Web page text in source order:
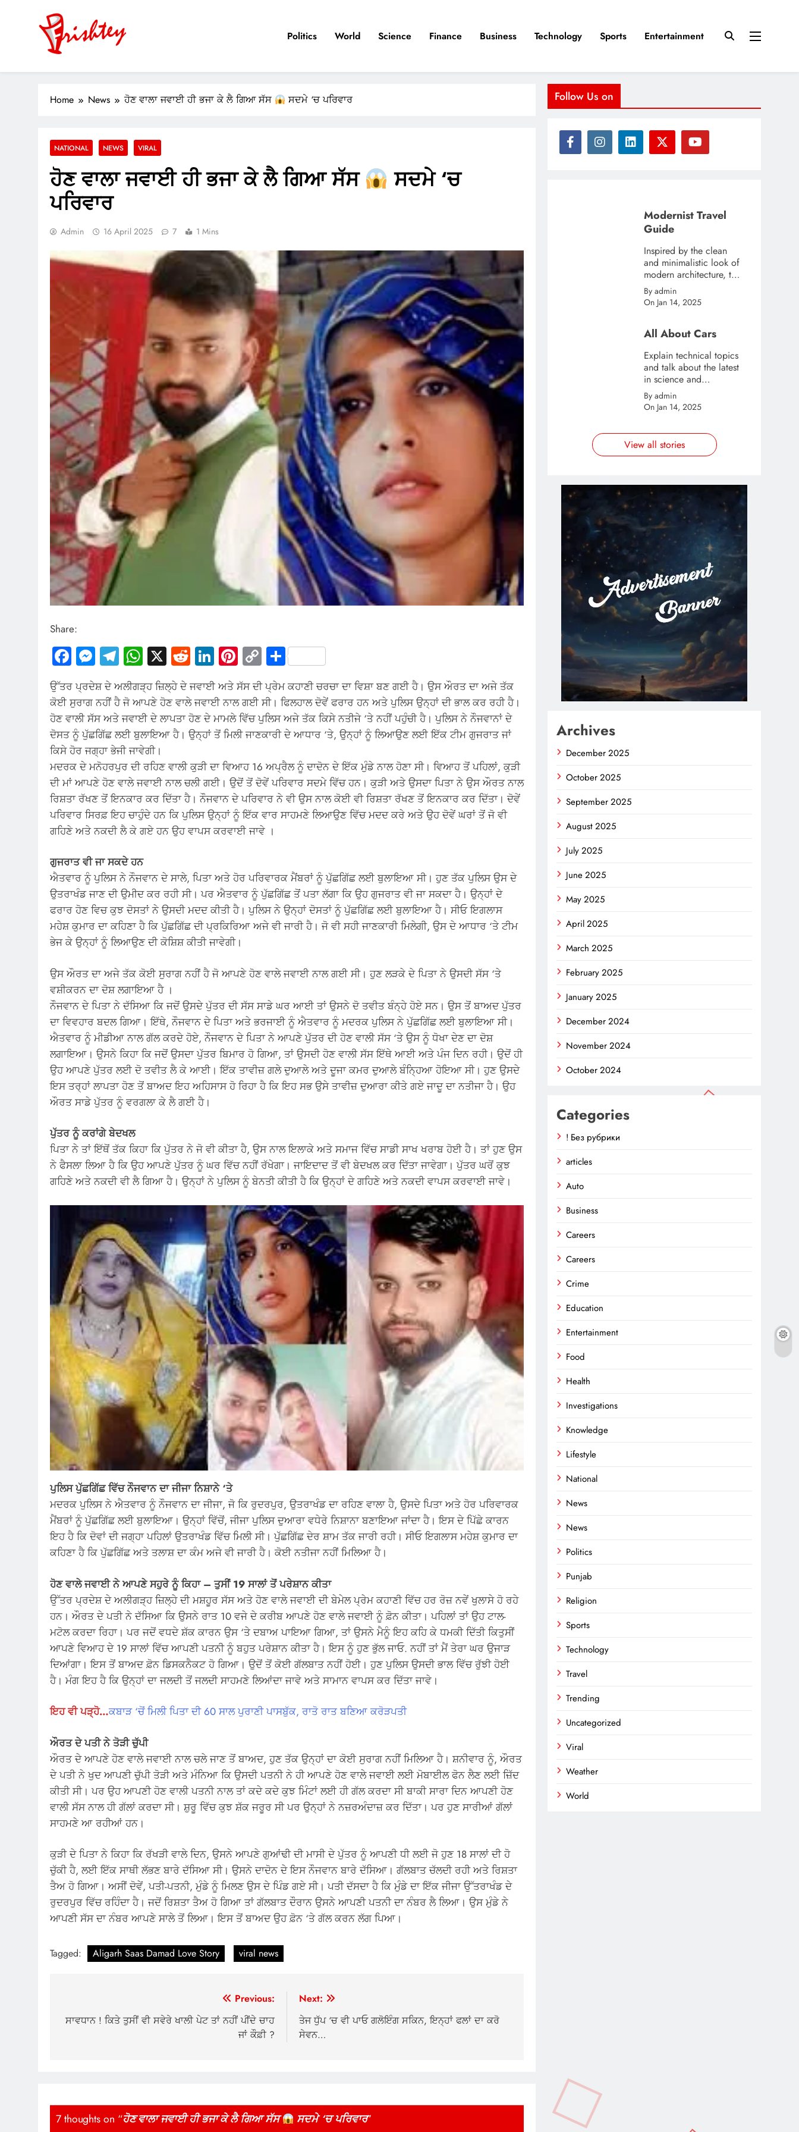
Your Window to the World
Politics World Science Finance Business Technology Sports Entertainment
Home News ਹੋਣ ਵਾਲਾ ਜਵਾਈ ਹੀ ਭਜਾ ਕੇ ਲੈ ਗਿਆ ਸੱਸ ਸਦਮੇ ‘ਚ ਪਰਿਵਾਰ
NATIONAL NEWS VIRAL
ਹੋਣ ਵਾਲਾ ਜਵਾਈ ਹੀ ਭਜਾ ਕੇ ਲੈ ਗਿਆ ਸੱਸ
ਸਦਮੇ ‘ਚ
ਪਰਿਵਾਰ
Admin 16 April 2025 7 1 Mins
Share:
Facebook
Messenger
Telegram
WhatsApp
X RedditLinkedIn
Pinterest
Copy
Link
Share
ਉੱਤਰ ਪ੍ਰਦੇਸ਼ ਦੇ ਅਲੀਗੜ੍ਹ ਜ਼ਿਲ੍ਹੇ ਦੇ ਜਵਾਈ ਅਤੇ ਸੱਸ ਦੀ ਪ੍ਰੇਮ ਕਹਾਣੀ ਚਰਚਾ ਦਾ ਵਿਸ਼ਾ ਬਣ ਗਈ ਹੈ। ਉਸ ਔਰਤ ਦਾ ਅਜੇ ਤੱਕ
ਕੋਈ ਸੁਰਾਗ ਨਹੀਂ ਹੈ ਜੋ ਆਪਣੇ ਹੋਣ ਵਾਲੇ ਜਵਾਈ ਨਾਲ ਗਈ ਸੀ। ਫਿਲਹਾਲ ਦੋਵੇਂ ਫਰਾਰ ਹਨ ਅਤੇ ਪੁਲਿਸ ਉਨ੍ਹਾਂ ਦੀ ਭਾਲ ਕਰ ਰਹੀ ਹੈ।
ਹੋਣ ਵਾਲੀ ਸੱਸ ਅਤੇ ਜਵਾਈ ਦੇ ਲਾਪਤਾ ਹੋਣ ਦੇ ਮਾਮਲੇ ਵਿੱਚ ਪੁਲਿਸ ਅਜੇ ਤੱਕ ਕਿਸੇ ਨਤੀਜੇ ‘ਤੇ ਨਹੀਂ ਪਹੁੰਚੀ ਹੈ। ਪੁਲਿਸ ਨੇ ਨੌਜਵਾਨਾਂ ਦੇ
ਦੋਸਤ ਨੂੰ ਪੁੱਛਗਿੱਛ ਲਈ ਬੁਲਾਇਆ ਹੈ। ਉਨ੍ਹਾਂ ਤੋਂ ਮਿਲੀ ਜਾਣਕਾਰੀ ਦੇ ਆਧਾਰ ‘ਤੇ, ਉਨ੍ਹਾਂ ਨੂੰ ਲਿਆਉਣ ਲਈ ਇੱਕ ਟੀਮ ਗੁਜਰਾਤ ਜਾਂ
ਕਿਸੇ ਹੋਰ ਜਗ੍ਹਾ ਭੇਜੀ ਜਾਵੇਗੀ।
ਮਦਰਕ ਦੇ ਮਨੋਹਰਪੁਰ ਦੀ ਰਹਿਣ ਵਾਲੀ ਕੁੜੀ ਦਾ ਵਿਆਹ 16 ਅਪ੍ਰੈਲ ਨੂੰ ਦਾਦੋਨ ਦੇ ਇੱਕ ਮੁੰਡੇ ਨਾਲ ਹੋਣਾ ਸੀ। ਵਿਆਹ ਤੋਂ ਪਹਿਲਾਂ, ਕੁੜੀ
ਦੀ ਮਾਂ ਆਪਣੇ ਹੋਣ ਵਾਲੇ ਜਵਾਈ ਨਾਲ ਚਲੀ ਗਈ। ਉਦੋਂ ਤੋਂ ਦੋਵੇਂ ਪਰਿਵਾਰ ਸਦਮੇ ਵਿੱਚ ਹਨ। ਕੁੜੀ ਅਤੇ ਉਸਦਾ ਪਿਤਾ ਨੇ ਉਸ ਔਰਤ ਨਾਲ
ਰਿਸ਼ਤਾ ਰੱਖਣ ਤੋਂ ਇਨਕਾਰ ਕਰ ਦਿੱਤਾ ਹੈ। ਨੌਜਵਾਨ ਦੇ ਪਰਿਵਾਰ ਨੇ ਵੀ ਉਸ ਨਾਲ ਕੋਈ ਵੀ ਰਿਸ਼ਤਾ ਰੱਖਣ ਤੋਂ ਇਨਕਾਰ ਕਰ ਦਿੱਤਾ। ਦੋਵੇਂ
ਪਰਿਵਾਰ ਸਿਰਫ਼ ਇਹ ਚਾਹੁੰਦੇ ਹਨ ਕਿ ਪੁਲਿਸ ਉਨ੍ਹਾਂ ਨੂੰ ਇੱਕ ਵਾਰ ਸਾਹਮਣੇ ਲਿਆਉਣ ਵਿੱਚ ਮਦਦ ਕਰੇ ਅਤੇ ਉਹ ਦੋਵੇਂ ਘਰਾਂ ਤੋਂ ਜੋ ਵੀ
ਗਹਿਣੇ ਅਤੇ ਨਕਦੀ ਲੈ ਕੇ ਗਏ ਹਨ ਉਹ ਵਾਪਸ ਕਰਵਾਈ ਜਾਵੇ ।
ਗੁਜਰਾਤ ਵੀ ਜਾ ਸਕਦੇ ਹਨ
ਐਤਵਾਰ ਨੂੰ ਪੁਲਿਸ ਨੇ ਨੌਜਵਾਨ ਦੇ ਸਾਲੇ, ਪਿਤਾ ਅਤੇ ਹੋਰ ਪਰਿਵਾਰਕ ਮੈਂਬਰਾਂ ਨੂੰ ਪੁੱਛਗਿੱਛ ਲਈ ਬੁਲਾਇਆ ਸੀ। ਹੁਣ ਤੱਕ ਪੁਲਿਸ ਉਸ ਦੇ
ਉਤਰਾਖੰਡ ਜਾਣ ਦੀ ਉਮੀਦ ਕਰ ਰਹੀ ਸੀ। ਪਰ ਐਤਵਾਰ ਨੂੰ ਪੁੱਛਗਿੱਛ ਤੋਂ ਪਤਾ ਲੱਗਾ ਕਿ ਉਹ ਗੁਜਰਾਤ ਵੀ ਜਾ ਸਕਦਾ ਹੈ। ਉਨ੍ਹਾਂ ਦੇ
ਫਰਾਰ ਹੋਣ ਵਿਚ ਕੁਝ ਦੋਸਤਾਂ ਨੇ ਉਸਦੀ ਮਦਦ ਕੀਤੀ ਹੈ। ਪੁਲਿਸ ਨੇ ਉਨ੍ਹਾਂ ਦੋਸਤਾਂ ਨੂੰ ਪੁੱਛਗਿੱਛ ਲਈ ਬੁਲਾਇਆ ਹੈ। ਸੀਓ ਇਗਲਾਸ
ਮਹੇਸ਼ ਕੁਮਾਰ ਦਾ ਕਹਿਣਾ ਹੈ ਕਿ ਪੁੱਛਗਿੱਛ ਦੀ ਪ੍ਰਕਿਰਿਆ ਅਜੇ ਵੀ ਜਾਰੀ ਹੈ। ਜੋ ਵੀ ਸਹੀ ਜਾਣਕਾਰੀ ਮਿਲੇਗੀ, ਉਸ ਦੇ ਆਧਾਰ ‘ਤੇ ਟੀਮ
ਭੇਜ ਕੇ ਉਨ੍ਹਾਂ ਨੂੰ ਲਿਆਉਣ ਦੀ ਕੋਸ਼ਿਸ਼ ਕੀਤੀ ਜਾਵੇਗੀ।
ਉਸ ਔਰਤ ਦਾ ਅਜੇ ਤੱਕ ਕੋਈ ਸੁਰਾਗ ਨਹੀਂ ਹੈ ਜੋ ਆਪਣੇ ਹੋਣ ਵਾਲੇ ਜਵਾਈ ਨਾਲ ਗਈ ਸੀ। ਹੁਣ ਲੜਕੇ ਦੇ ਪਿਤਾ ਨੇ ਉਸਦੀ ਸੱਸ ‘ਤੇ
ਵਸ਼ੀਕਰਨ ਦਾ ਦੋਸ਼ ਲਗਾਇਆ ਹੈ ।
ਨੌਜਵਾਨ ਦੇ ਪਿਤਾ ਨੇ ਦੱਸਿਆ ਕਿ ਜਦੋਂ ਉਸਦੇ ਪੁੱਤਰ ਦੀ ਸੱਸ ਸਾਡੇ ਘਰ ਆਈ ਤਾਂ ਉਸਨੇ ਦੋ ਤਵੀਤ ਬੰਨ੍ਹੇ ਹੋਏ ਸਨ। ਉਸ ਤੋਂ ਬਾਅਦ ਪੁੱਤਰ
ਦਾ ਵਿਵਹਾਰ ਬਦਲ ਗਿਆ। ਇੱਥੇ, ਨੌਜਵਾਨ ਦੇ ਪਿਤਾ ਅਤੇ ਭਰਜਾਈ ਨੂੰ ਐਤਵਾਰ ਨੂੰ ਮਦਰਕ ਪੁਲਿਸ ਨੇ ਪੁੱਛਗਿੱਛ ਲਈ ਬੁਲਾਇਆ ਸੀ।
ਐਤਵਾਰ ਨੂੰ ਮੀਡੀਆ ਨਾਲ ਗੱਲ ਕਰਦੇ ਹੋਏ, ਨੌਜਵਾਨ ਦੇ ਪਿਤਾ ਨੇ ਆਪਣੇ ਪੁੱਤਰ ਦੀ ਹੋਣ ਵਾਲੀ ਸੱਸ ‘ਤੇ ਉਸ ਨੂੰ ਧੋਖਾ ਦੇਣ ਦਾ ਦੋਸ਼
ਲਗਾਇਆ। ਉਸਨੇ ਕਿਹਾ ਕਿ ਜਦੋਂ ਉਸਦਾ ਪੁੱਤਰ ਬਿਮਾਰ ਹੋ ਗਿਆ, ਤਾਂ ਉਸਦੀ ਹੋਣ ਵਾਲੀ ਸੱਸ ਇੱਥੇ ਆਈ ਅਤੇ ਪੰਜ ਦਿਨ ਰਹੀ। ਉਦੋਂ ਹੀ
ਉਹ ਆਪਣੇ ਪੁੱਤਰ ਲਈ ਦੋ ਤਵੀਤ ਲੈ ਕੇ ਆਈ। ਇੱਕ ਤਾਵੀਜ਼ ਗਲੇ ਦੁਆਲੇ ਅਤੇ ਦੂਜਾ ਕਮਰ ਦੁਆਲੇ ਬੰਨ੍ਹਿਆ ਹੋਇਆ ਸੀ। ਹੁਣ ਉਸਦੇ
ਇਸ ਤਰ੍ਹਾਂ ਲਾਪਤਾ ਹੋਣ ਤੋਂ ਬਾਅਦ ਇਹ ਅਹਿਸਾਸ ਹੋ ਰਿਹਾ ਹੈ ਕਿ ਇਹ ਸਭ ਉਸੇ ਤਾਵੀਜ਼ ਦੁਆਰਾ ਕੀਤੇ ਗਏ ਜਾਦੂ ਦਾ ਨਤੀਜਾ ਹੈ। ਉਹ
ਔਰਤ ਸਾਡੇ ਪੁੱਤਰ ਨੂੰ ਵਰਗਲਾ ਕੇ ਲੈ ਗਈ ਹੈ।
ਪੁੱਤਰ ਨੂੰ ਕਰਾਂਗੇ ਬੇਦਖਲ
ਪਿਤਾ ਨੇ ਤਾਂ ਇੱਥੋਂ ਤੱਕ ਕਿਹਾ ਕਿ ਪੁੱਤਰ ਨੇ ਜੋ ਵੀ ਕੀਤਾ ਹੈ, ਉਸ ਨਾਲ ਇਲਾਕੇ ਅਤੇ ਸਮਾਜ ਵਿੱਚ ਸਾਡੀ ਸਾਖ ਖਰਾਬ ਹੋਈ ਹੈ। ਤਾਂ ਹੁਣ ਉਸ
ਨੇ ਫੈਸਲਾ ਲਿਆ ਹੈ ਕਿ ਉਹ ਆਪਣੇ ਪੁੱਤਰ ਨੂੰ ਘਰ ਵਿੱਚ ਨਹੀਂ ਰੱਖੇਗਾ। ਜਾਇਦਾਦ ਤੋਂ ਵੀ ਬੇਦਖਲ ਕਰ ਦਿੱਤਾ ਜਾਵੇਗਾ। ਪੁੱਤਰ ਘਰੋਂ ਕੁਝ
ਗਹਿਣੇ ਅਤੇ ਨਕਦੀ ਵੀ ਲੈ ਗਿਆ ਹੈ। ਉਨ੍ਹਾਂ ਨੇ ਪੁਲਿਸ ਨੂੰ ਬੇਨਤੀ ਕੀਤੀ ਹੈ ਕਿ ਉਨ੍ਹਾਂ ਦੇ ਗਹਿਣੇ ਅਤੇ ਨਕਦੀ ਵਾਪਸ ਕਰਵਾਈ ਜਾਵੇ।
ਪੁਲਿਸ ਪੁੱਛਗਿੱਛ ਵਿੱਚ ਨੌਜਵਾਨ ਦਾ ਜੀਜਾ ਨਿਸ਼ਾਨੇ ‘ਤੇ
ਮਦਰਕ ਪੁਲਿਸ ਨੇ ਐਤਵਾਰ ਨੂੰ ਨੌਜਵਾਨ ਦਾ ਜੀਜਾ, ਜੋ ਕਿ ਰੁਦਰਪੁਰ, ਉਤਰਾਖੰਡ ਦਾ ਰਹਿਣ ਵਾਲਾ ਹੈ, ਉਸਦੇ ਪਿਤਾ ਅਤੇ ਹੋਰ ਪਰਿਵਾਰਕ
ਮੈਂਬਰਾਂ ਨੂੰ ਪੁੱਛਗਿੱਛ ਲਈ ਬੁਲਾਇਆ। ਉਨ੍ਹਾਂ ਵਿੱਚੋਂ, ਜੀਜਾ ਪੁਲਿਸ ਦੁਆਰਾ ਵਧੇਰੇ ਨਿਸ਼ਾਨਾ ਬਣਾਇਆ ਜਾਂਦਾ ਹੈ। ਇਸ ਦੇ ਪਿੱਛੇ ਕਾਰਨ
ਇਹ ਹੈ ਕਿ ਦੋਵਾਂ ਦੀ ਜਗ੍ਹਾ ਪਹਿਲਾਂ ਉਤਰਾਖੰਡ ਵਿੱਚ ਮਿਲੀ ਸੀ। ਪੁੱਛਗਿੱਛ ਦੇਰ ਸ਼ਾਮ ਤੱਕ ਜਾਰੀ ਰਹੀ। ਸੀਓ ਇਗਲਾਸ ਮਹੇਸ਼ ਕੁਮਾਰ ਦਾ
ਕਹਿਣਾ ਹੈ ਕਿ ਪੁੱਛਗਿੱਛ ਅਤੇ ਤਲਾਸ਼ ਦਾ ਕੰਮ ਅਜੇ ਵੀ ਜਾਰੀ ਹੈ। ਕੋਈ ਨਤੀਜਾ ਨਹੀਂ ਮਿਲਿਆ ਹੈ।
ਹੋਣ ਵਾਲੇ ਜਵਾਈ ਨੇ ਆਪਣੇ ਸਹੁਰੇ ਨੂੰ ਕਿਹਾ – ਤੁਸੀਂ 19 ਸਾਲਾਂ ਤੋਂ ਪਰੇਸ਼ਾਨ ਕੀਤਾ
ਉੱਤਰ ਪ੍ਰਦੇਸ਼ ਦੇ ਅਲੀਗੜ੍ਹ ਜ਼ਿਲ੍ਹੇ ਦੀ ਮਸ਼ਹੂਰ ਸੱਸ ਅਤੇ ਹੋਣ ਵਾਲੇ ਜਵਾਈ ਦੀ ਬੇਮੇਲ ਪ੍ਰੇਮ ਕਹਾਣੀ ਵਿੱਚ ਹਰ ਰੋਜ਼ ਨਵੇਂ ਖੁਲਾਸੇ ਹੋ ਰਹੇ
ਹਨ। ਔਰਤ ਦੇ ਪਤੀ ਨੇ ਦੱਸਿਆ ਕਿ ਉਸਨੇ ਰਾਤ 10 ਵਜੇ ਦੇ ਕਰੀਬ ਆਪਣੇ ਹੋਣ ਵਾਲੇ ਜਵਾਈ ਨੂੰ ਫ਼ੋਨ ਕੀਤਾ। ਪਹਿਲਾਂ ਤਾਂ ਉਹ ਟਾਲ-
ਮਟੋਲ ਕਰਦਾ ਰਿਹਾ। ਪਰ ਜਦੋਂ ਵਧਦੇ ਸ਼ੱਕ ਕਾਰਨ ਉਸ ‘ਤੇ ਦਬਾਅ ਪਾਇਆ ਗਿਆ, ਤਾਂ ਉਸਨੇ ਮੈਨੂੰ ਇਹ ਕਹਿ ਕੇ ਧਮਕੀ ਦਿੱਤੀ ਕਿਤੁਸੀਂ
ਆਪਣੇ ਵਿਆਹ ਦੇ 19 ਸਾਲਾਂ ਵਿੱਚ ਆਪਣੀ ਪਤਨੀ ਨੂੰ ਬਹੁਤ ਪਰੇਸ਼ਾਨ ਕੀਤਾ ਹੈ। ਇਸ ਨੂੰ ਹੁਣ ਭੁੱਲ ਜਾਓ. ਨਹੀਂ ਤਾਂ ਮੈਂ ਤੇਰਾ ਘਰ ਉਜਾੜ
ਦਿਆਂਗਾ। ਇਸ ਤੋਂ ਬਾਅਦ ਫ਼ੋਨ ਡਿਸਕਨੈਕਟ ਹੋ ਗਿਆ। ਉਦੋਂ ਤੋਂ ਕੋਈ ਗੱਲਬਾਤ ਨਹੀਂ ਹੋਈ। ਹੁਣ ਪੁਲਿਸ ਉਸਦੀ ਭਾਲ ਵਿੱਚ ਰੁੱਝੀ ਹੋਈ
ਹੈ। ਮੰਗ ਇਹ ਹੈ ਕਿ ਉਨ੍ਹਾਂ ਦਾ ਜਲਦੀ ਤੋਂ ਜਲਦੀ ਸਾਹਮਣੇ ਲਿਆਂਦਾ ਜਾਵੇ ਅਤੇ ਸਾਮਾਨ ਵਾਪਸ ਕਰ ਦਿੱਤਾ ਜਾਵੇ।
ਇਹ ਵੀ ਪੜ੍ਹੋ…ਕਬਾੜ ‘ਚੋਂ ਮਿਲੀ ਪਿਤਾ ਦੀ 60 ਸਾਲ ਪੁਰਾਣੀ ਪਾਸਬੁੱਕ, ਰਾਤੋ ਰਾਤ ਬਣਿਆ ਕਰੋੜਪਤੀ
ਔਰਤ ਦੇ ਪਤੀ ਨੇਤੋੜੀਚੁੱਪੀ
ਔਰਤ ਦੇ ਆਪਣੇ ਹੋਣ ਵਾਲੇ ਜਵਾਈ ਨਾਲ ਚਲੇ ਜਾਣ ਤੋਂ ਬਾਅਦ, ਹੁਣ ਤੱਕ ਉਨ੍ਹਾਂ ਦਾ ਕੋਈ ਸੁਰਾਗ ਨਹੀਂ ਮਿਲਿਆ ਹੈ। ਸ਼ਨੀਵਾਰ ਨੂੰ, ਔਰਤ
ਦੇ ਪਤੀ ਨੇ ਖੁਦ ਆਪਣੀ ਚੁੱਪੀ ਤੋੜੀ ਅਤੇ ਮੰਨਿਆ ਕਿ ਉਸਦੀ ਪਤਨੀ ਨੇ ਹੀ ਆਪਣੇ ਹੋਣ ਵਾਲੇ ਜਵਾਈ ਲਈ ਮੋਬਾਈਲ ਫੋਨ ਲੈਣ ਲਈ ਜ਼ਿੱਦ
ਕੀਤੀ ਸੀ। ਪਰ ਉਹ ਆਪਣੀ ਹੋਣ ਵਾਲੀ ਪਤਨੀ ਨਾਲ ਤਾਂ ਕਦੇ ਕਦੇ ਕੁਝ ਮਿੰਟਾਂ ਲਈ ਹੀ ਗੱਲ ਕਰਦਾ ਸੀ ਬਾਕੀ ਸਾਰਾ ਦਿਨ ਆਪਣੀ ਹੋਣ
ਵਾਲੀ ਸੱਸ ਨਾਲ ਹੀ ਗੱਲਾਂ ਕਰਦਾ ਸੀ। ਸ਼ੁਰੂ ਵਿੱਚ ਕੁਝ ਸ਼ੱਕ ਜਰੂਰ ਸੀ ਪਰ ਉਨ੍ਹਾਂ ਨੇ ਨਜ਼ਰਅੰਦਾਜ਼ ਕਰ ਦਿੱਤਾ। ਪਰ ਹੁਣ ਸਾਰੀਆਂ ਗੱਲਾਂ
ਸਾਹਮਣੇ ਆ ਰਹੀਆਂ ਹਨ।
ਕੁੜੀ ਦੇ ਪਿਤਾ ਨੇ ਕਿਹਾ ਕਿ ਰੱਖੜੀ ਵਾਲੇ ਦਿਨ, ਉਸਨੇ ਆਪਣੇ ਗੁਆਂਢੀ ਦੀ ਮਾਸੀ ਦੇ ਪੁੱਤਰ ਨੂੰ ਆਪਣੀ ਧੀ ਲਈ ਜੋ ਹੁਣ 18 ਸਾਲਾਂ ਦੀ ਹੋ
ਚੁੱਕੀ ਹੈ, ਲਈ ਇੱਕ ਸਾਥੀ ਲੱਭਣ ਬਾਰੇ ਦੱਸਿਆ ਸੀ। ਉਸਨੇ ਦਾਦੋਨ ਦੇ ਇਸ ਨੌਜਵਾਨ ਬਾਰੇ ਦੱਸਿਆ। ਗੱਲਬਾਤ ਚੱਲਦੀ ਰਹੀ ਅਤੇ ਰਿਸ਼ਤਾ
ਤੈਅ ਹੋ ਗਿਆ। ਅਸੀਂ ਦੋਵੇਂ, ਪਤੀ-ਪਤਨੀ, ਮੁੰਡੇ ਨੂੰ ਮਿਲਣ ਉਸ ਦੇ ਪਿੰਡ ਗਏ ਸੀ। ਪਤੀ ਦੱਸਦਾ ਹੈ ਕਿ ਮੁੰਡੇ ਦਾ ਇੱਕ ਜੀਜਾ ਉੱਤਰਾਖੰਡ ਦੇ
ਰੁਦਰਪੁਰ ਵਿੱਚ ਰਹਿੰਦਾ ਹੈ। ਜਦੋਂ ਰਿਸ਼ਤਾ ਤੈਅ ਹੋ ਗਿਆ ਤਾਂ ਗੱਲਬਾਤ ਦੌਰਾਨ ਉਸਨੇ ਆਪਣੀ ਪਤਨੀ ਦਾ ਨੰਬਰ ਲੈ ਲਿਆ। ਉਸ ਮੁੰਡੇ ਨੇ
ਆਪਣੀ ਸੱਸ ਦਾ ਨੰਬਰ ਆਪਣੇ ਸਾਲੇ ਤੋਂ ਲਿਆ। ਇਸ ਤੋਂ ਬਾਅਦ ਉਹ ਫ਼ੋਨ ‘ਤੇ ਗੱਲ ਕਰਨ ਲੱਗ ਪਿਆ।
Tagged: Aligarh Saas Damad Love Story viral news
navigation
Previous:
ਸਾਵਧਾਨ ! ਕਿਤੇ ਤੁਸੀਂ ਵੀ ਸਵੇਰੇ ਖਾਲੀ ਪੇਟ ਤਾਂ ਨਹੀਂ ਪੀਂਦੇ ਚਾਹ
ਜਾਂ ਕੌਫ਼ੀ ?
Next:
ਤੇਜ ਧੁੱਪ ‘ਚ ਵੀ ਪਾਓ ਗਲੋਇੰਗ ਸਕਿਨ, ਇਨ੍ਹਾਂ ਫਲਾਂ ਦਾ ਕਰੋ
ਸੇਵਨ…
7 thoughts on “ਹੋਣ ਵਾਲਾ ਜਵਾਈ ਹੀ ਭਜਾ ਕੇ ਲੈ ਗਿਆ ਸੱਸ ਸਦਮੇ ‘ਚ ਪਰਿਵਾਰ”
Follow Us on
Modernist Travel
Guide
Inspired by the clean
and minimalistic look of
modern architecture, this
template is great for
creating stories about
urban and city tourism.
By admin
On Jan 14, 2025
All About Cars
Explain technical topics
and talk about the latest
in science and
technology with this
clean and futuristic
template.
By admin
On Jan 14, 2025
View all stories
Archives
December 2025
October 2025
September 2025
August 2025
July 2025
June 2025
May 2025
April 2025
March 2025
February 2025
January 2025
December 2024
November 2024
October 2024
Categories
! Без рубрики
articles
Auto
Business
Careers
Careers
Crime
Education
Entertainment
Food
Health
Investigations
Knowledge
Lifestyle
National
News
News
Politics
Punjab
Religion
Sports
Technology
Travel
Trending
Uncategorized
Viral
Weather
World